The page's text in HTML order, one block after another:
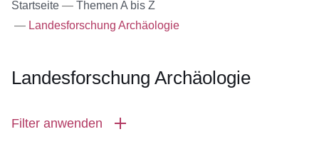
Startseite
Themen A bis Z
Landesforschung Archäologie
Landesforschung Archäologie
Filter anwenden